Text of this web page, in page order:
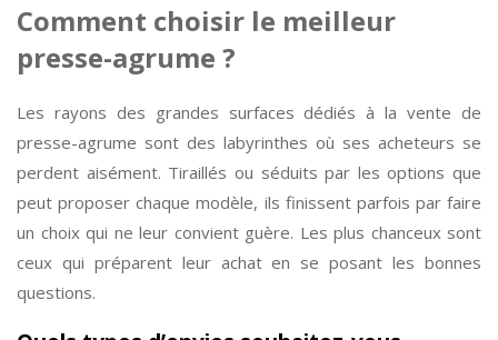
Comment choisir le meilleur
presse-agrume ?
Les rayons des grandes surfaces dédiés à la vente de
presse-agrume sont des labyrinthes où ses acheteurs se
perdent aisément. Tiraillés ou séduits par les options que
peut proposer chaque modèle, ils finissent parfois par faire
un choix qui ne leur convient guère. Les plus chanceux sont
ceux qui préparent leur achat en se posant les bonnes
questions.